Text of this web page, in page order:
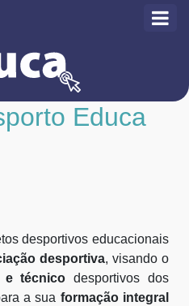
Educa
educacionais
desportiva, visando o
e técnico desportivos dos
a sua formação integral